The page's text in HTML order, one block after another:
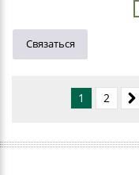
Связаться
1 2